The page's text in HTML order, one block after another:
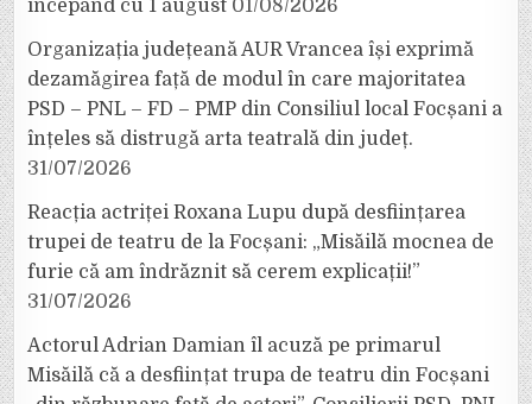
începând cu 1 august 01/08/2026
Organizația județeană AUR Vrancea își exprimă
dezamăgirea față de modul în care majoritatea
PSD – PNL – FD – PMP din Consiliul local Focșani a
înțeles să distrugă arta teatrală din județ.
31/07/2026
Reacția actriței Roxana Lupu după desființarea
trupei de teatru de la Focșani: „Misăilă mocnea de
furie că am îndrăznit să cerem explicații!”
31/07/2026
Actorul Adrian Damian îl acuză pe primarul
Misăilă că a desființat trupa de teatru din Focșani